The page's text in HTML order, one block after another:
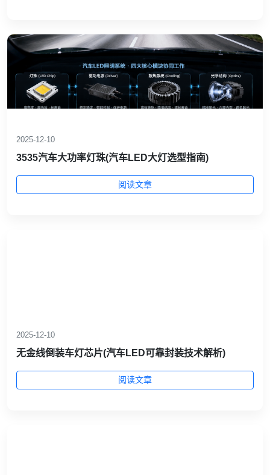
2025-12-10
3535汽车大功率灯珠(汽车LED大灯选型指南)
阅读文章
2025-12-10
无金线倒装车灯芯片(汽车LED可靠封装技术解析)
阅读文章